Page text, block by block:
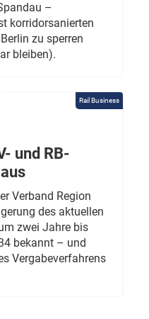
–
korridorsanierten
zu sperren
bleiben).
Rail Business
und RB-
Verband Region
des aktuellen
zwei Jahre bis
bekannt – und
Vergabeverfahrens